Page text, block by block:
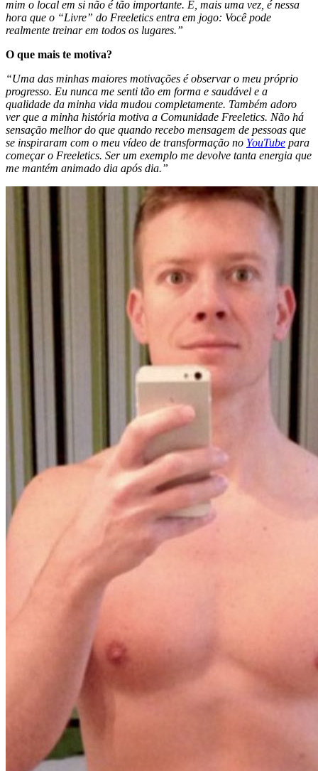
mim o local em si não é tão importante. E, mais uma vez, é nessa
hora que o “Livre” do Freeletics entra em jogo: Você pode
realmente treinar em todos os lugares.”
O que mais te motiva?
“Uma das minhas maiores motivações é observar o meu próprio
progresso. Eu nunca me senti tão em forma e saudável e a
qualidade da minha vida mudou completamente. Também adoro
ver que a minha história motiva a Comunidade Freeletics. Não há
sensação melhor do que quando recebo mensagem de pessoas que
se inspiraram com o meu vídeo de transformação no YouTube para
começar o Freeletics. Ser um exemplo me devolve tanta energia que
me mantém animado dia após dia.”